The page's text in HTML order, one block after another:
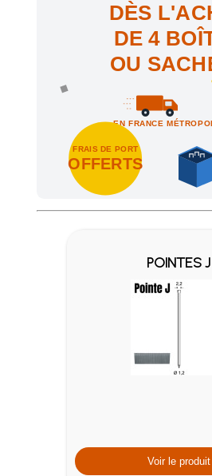
DÈS
DE 4
OU
EN FRANCE
FRAIS DE PORT
OFFERTS
Achetez 4 sachets ou boîtes
POINTES J
Voir le produit